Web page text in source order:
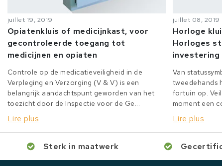
juillet 19, 2019
Opiatenkluis of medicijnkast, voor
gecontroleerde toegang tot
medicijnen en opiaten
Controle op de medicatieveiligheid in de
Verpleging en Verzorging (V & V) is een
belangrijk aandachtspunt geworden van het
toezicht door de Inspectie voor de Ge...
Lire plus
juillet 08, 2019
Horloge
Horloges
investering
Van
tweedehands
fortuin op.
moment een
Lire plus
Sterk in maatwerk